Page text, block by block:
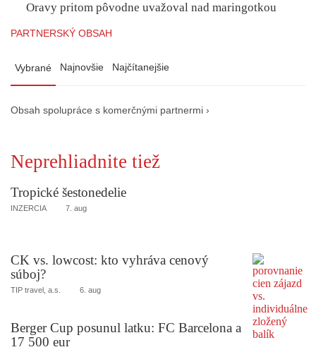
Oravy pritom pôvodne uvažoval nad maringotkou
PARTNERSKÝ OBSAH
Vybrané Najnovšie Najčítanejšie
Obsah spolupráce s komerčnými partnermi ›
Neprehliadnite tiež
Tropické šestonedelie
INZERCIA 7. aug
CK vs. lowcost: kto vyhráva cenový
súboj?
TIP travel, a.s. 6. aug
Berger Cup posunul latku: FC Barcelona a
17 500 eur